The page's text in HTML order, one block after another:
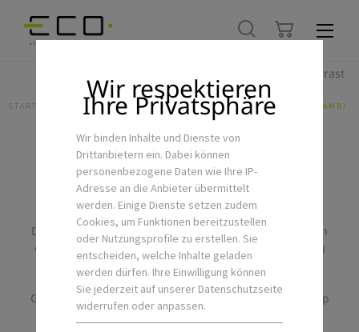
Hoher Kontrast
STARTSEITE LED-FLEXSTRIPS & ZUBEHÖR STEUERUNGEN CASAMBI
Casambi
Die Casambi App dienst als eine Benutzeroberfläche in
der Lichtsteuerung, z.B. als Inbetriebnahmewerkzeug
oder als Steuerungstool. Die kostenlose Casambi App
funktioniert sowohl mit iOS- als auch mit Android-
Geräten, wie Smartphones und Tablets. Neben der App
können aber auch herkömmliche Wandschalter und
Wir respektieren
Ihre Privatsphäre
Wir binden Inhalte und Dienste von
Drittanbietern ein. Dabei können
personenbezogene Daten wie Ihre IP-
Adresse an die Anbieter übermittelt
werden. Einige Dienste setzen zudem
Cookies, um Funktionen bereitzustellen
oder Nutzungsprofile zu erstellen. Sie
entscheiden, welche Inhalte geladen
werden dürfen. Ihre Einwilligung können
Sie jederzeit auf unserer Datenschutzseite
widerrufen oder anpassen.